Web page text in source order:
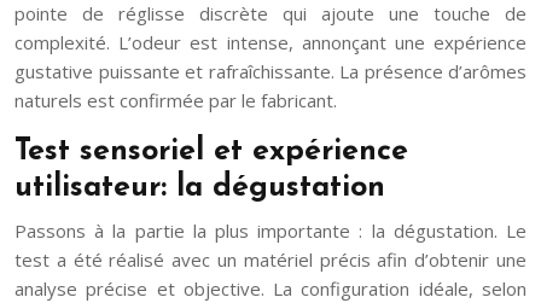
pointe de réglisse discrète qui ajoute une touche de
complexité. L’odeur est intense, annonçant une expérience
gustative puissante et rafraîchissante. La présence d’arômes
naturels est confirmée par le fabricant.
Test sensoriel et expérience
utilisateur: la dégustation
Passons à la partie la plus importante : la dégustation. Le
test a été réalisé avec un matériel précis afin d’obtenir une
analyse précise et objective. La configuration idéale, selon